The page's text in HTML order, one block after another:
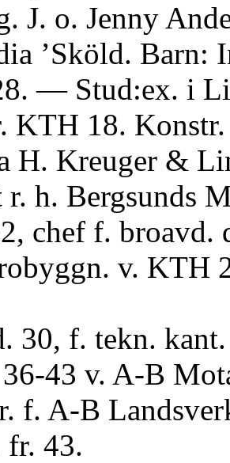
J. o. Jenny
’Sköld. Barn:
— Stud:ex. i
KTH 18.
H. Kreuger &
h. Bergsunds
chef f. broavd.
v. KTH
30, f. tekn.
43 v. A-B
f. A-B
fr. 43.